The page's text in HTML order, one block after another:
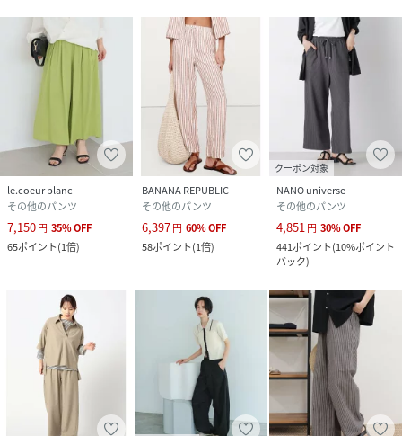
le.coeur blanc
その他のパンツ
7,150円 35%OFF
65ポイント(1倍)
BANANA REPUBLIC
その他のパンツ
6,397円 60%OFF
58ポイント(1倍)
クーポン対象
NANO universe
その他のパンツ
4,851円 30%OFF
441ポイント(10%ポイント
バック)